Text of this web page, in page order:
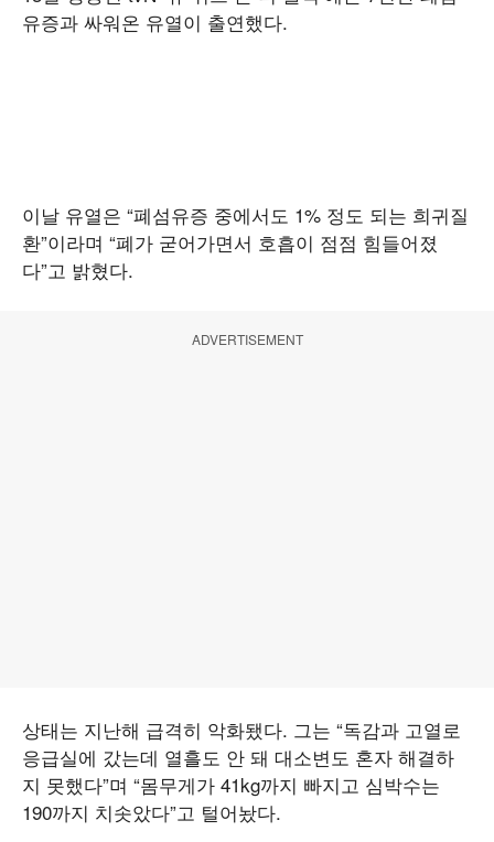
유증과 싸워온 유열이 출연했다.
이날 유열은 “폐섬유증 중에서도 1% 정도 되는 희귀질
환”이라며 “폐가 굳어가면서 호흡이 점점 힘들어졌
다”고 밝혔다.
ADVERTISEMENT
상태는 지난해 급격히 악화됐다. 그는 “독감과 고열로
응급실에 갔는데 열흘도 안 돼 대소변도 혼자 해결하
지 못했다”며 “몸무게가 41kg까지 빠지고 심박수는
190까지 치솟았다”고 털어놨다.